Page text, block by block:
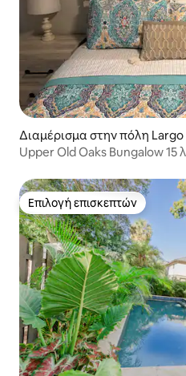
Διαμέρισμα στην πόλη Largo
Upper Old Oaks Bungalow 15
Επιλογή επισκεπτών
Επιλογή επισκεπτών